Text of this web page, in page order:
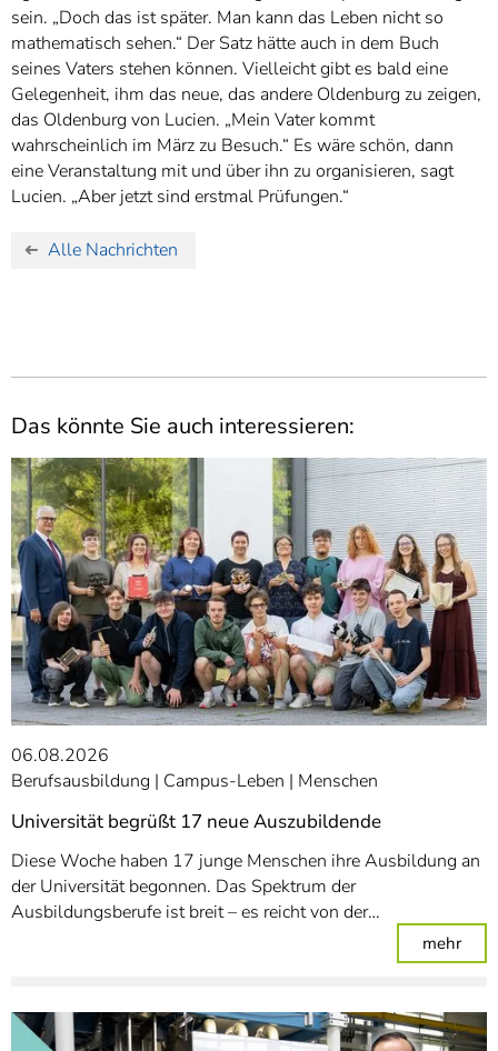
sein. „Doch das ist später. Man kann das Leben nicht so
mathematisch sehen.“ Der Satz hätte auch in dem Buch
seines Vaters stehen können. Vielleicht gibt es bald eine
Gelegenheit, ihm das neue, das andere Oldenburg zu zeigen,
das Oldenburg von Lucien. „Mein Vater kommt
wahrscheinlich im März zu Besuch.“ Es wäre schön, dann
eine Veranstaltung mit und über ihn zu organisieren, sagt
Lucien. „Aber jetzt sind erstmal Prüfungen.“
Alle Nachrichten
Das könnte Sie auch interessieren:
06.08.2026
Berufsausbildung
Campus-Leben Menschen
Universität begrüßt 17 neue Auszubildende
Diese Woche haben 17 junge Menschen ihre Ausbildung an
der Universität begonnen. Das Spektrum der
Ausbildungsberufe ist breit – es reicht von der…
mehr: